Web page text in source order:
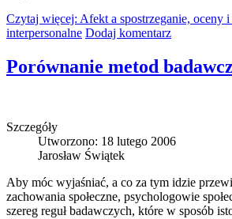
Czytaj więcej: Afekt a spostrzeganie, oceny
interpersonalne Dodaj komentarz
Porównanie metod
Szczegóły
Utworzono: 18 lutego 2006
Jarosław Świątek
Aby móc wyjaśniać, a co za tym idzie
zachowania społeczne, psychologowie
szereg reguł badawczych, które w sposób